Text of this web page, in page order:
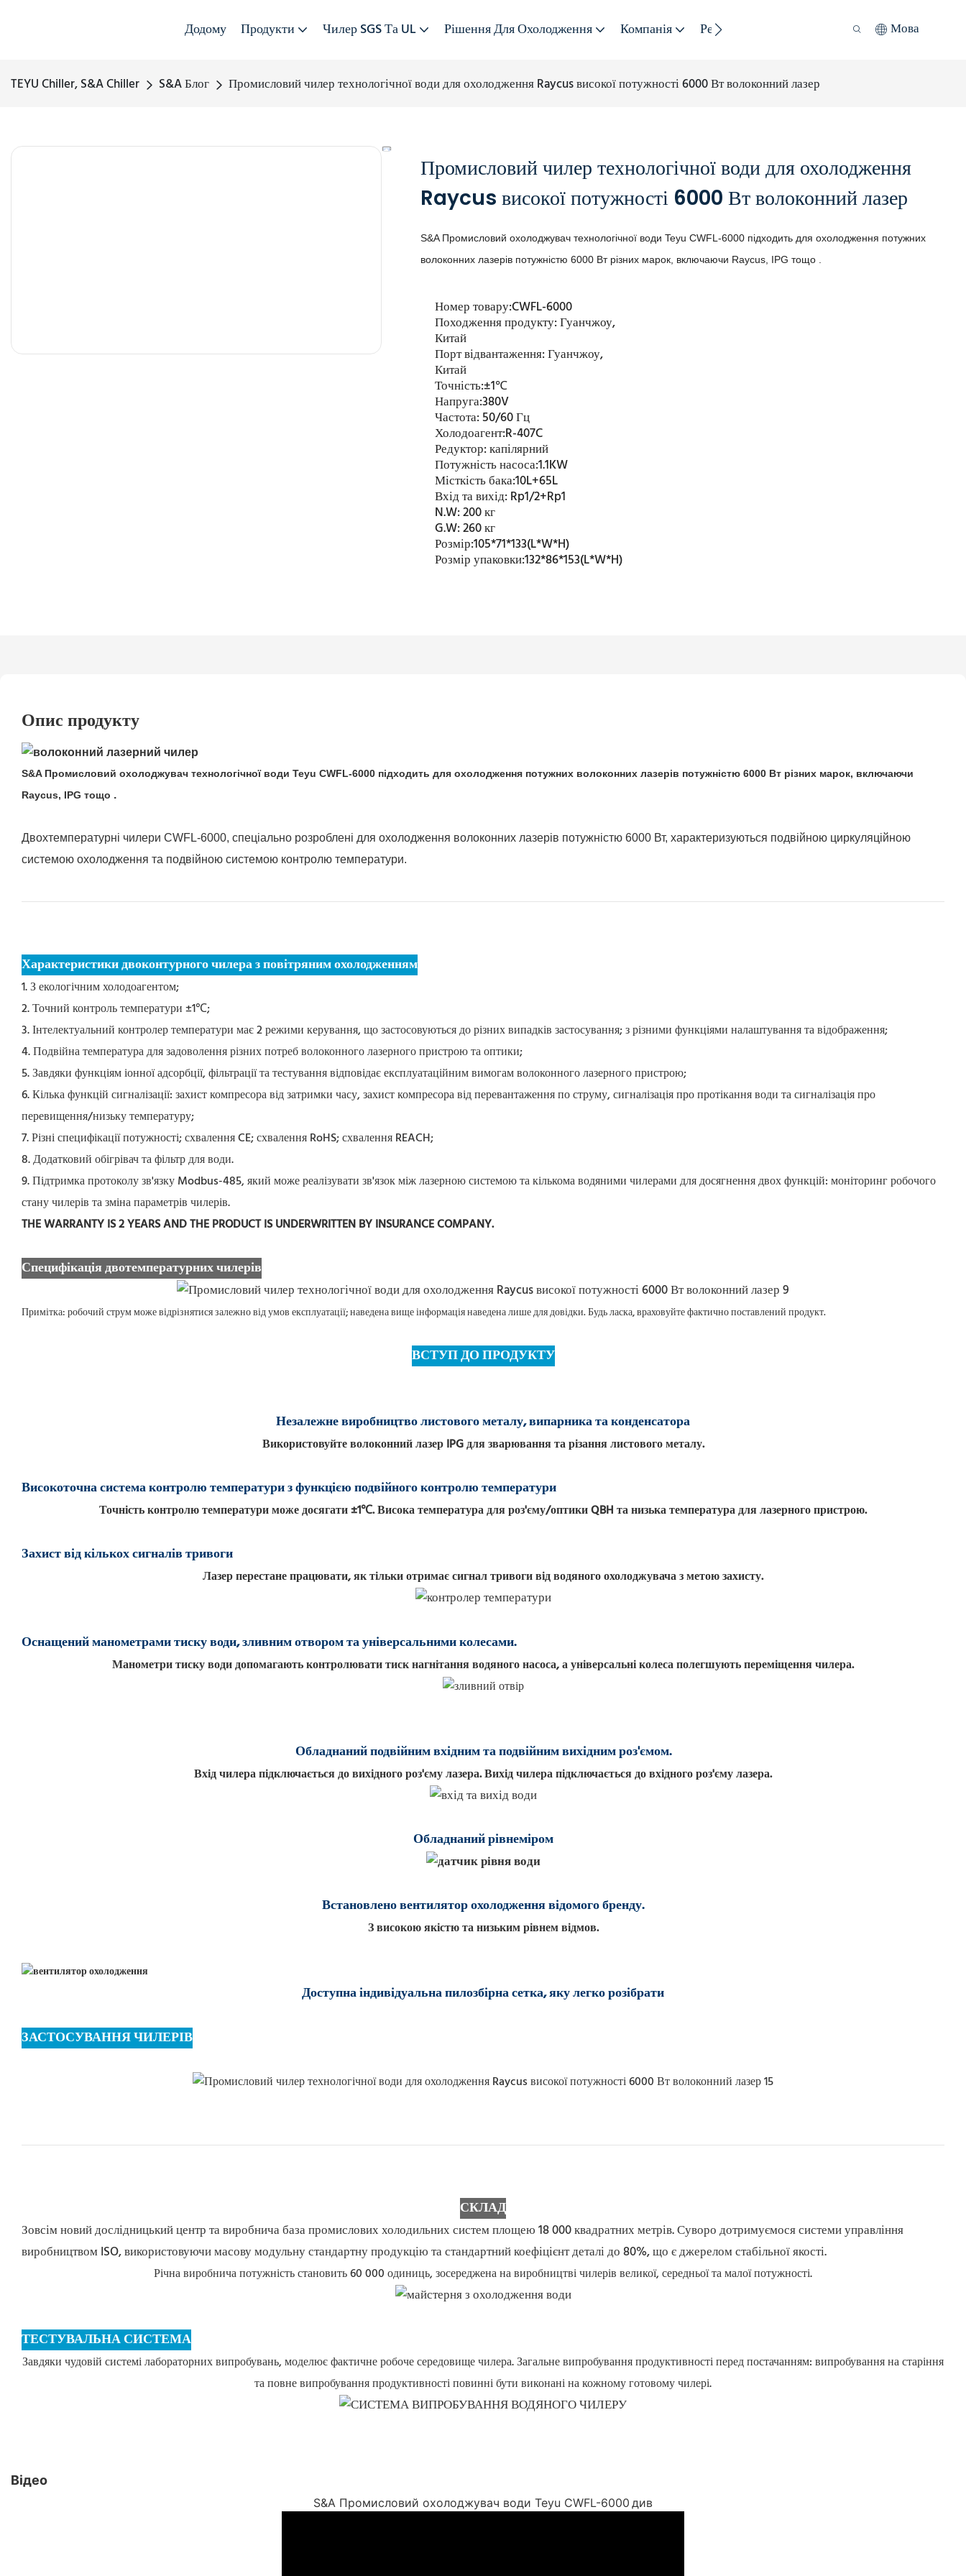
Додому Продукти Чилер SGS Та UL Рішення Для Охолодження Компанія Ресурс Сталий Розвиток Мова
TEYU Chiller, S&A Chiller S&A Блог Промисловий чилер технологічної води для охолодження Raycus високої потужності 6000 Вт волоконний лазер
Промисловий чилер технологічної води для охолодження
Raycus високої потужності 6000 Вт волоконний лазер
S&A Промисловий охолоджувач технологічної води Teyu CWFL-6000 підходить для охолодження потужних
волоконних лазерів потужністю 6000 Вт різних марок, включаючи Raycus, IPG тощо
Номер товару:CWFL-6000
Походження продукту:Гуанчжоу,
Китай
Порт відвантаження:Гуанчжоу,
Китай
Точність:±1℃
Напруга:380V
Частота:50/60 Гц
Холодоагент:R-407C
Редуктор:капілярний
Потужність насоса:1.1KW
Місткість бака:10L+65L
Вхід та вихід:Rp1/2+Rp1
N.W:200 кг
G.W:260 кг
Розмір:105*71*133(L*W*H)
Розмір упаковки:132*86*153(L*W*H)
Опис продукту
S&A Промисловий охолоджувач технологічної води Teyu CWFL-6000 підходить для охолодження потужних волоконних лазерів потужністю 6000 Вт різних марок, включаючи
Raycus, IPG тощо .
Двохтемпературні чилери CWFL-6000, спеціально розроблені для охолодження волоконних лазерів потужністю 6000 Вт, характеризуються подвійною циркуляційною
системою охолодження та подвійною системою контролю температури.
Характеристики двоконтурного чилера з повітряним охолодженням
1. З екологічним холодоагентом;
2. Точний контроль температури ±1℃;
3. Інтелектуальний контролер температури має 2 режими керування, що застосовуються до різних випадків застосування; з різними функціями налаштування та відображення;
4. Подвійна температура для задоволення різних потреб волоконного лазерного пристрою та оптики;
5. Завдяки функціям іонної адсорбції, фільтрації та тестування відповідає експлуатаційним вимогам волоконного лазерного пристрою;
6. Кілька функцій сигналізації: захист компресора від затримки часу, захист компресора від перевантаження по струму, сигналізація про протікання води та сигналізація про
перевищення/низьку температуру;
7. Різні специфікації потужності; схвалення CE; схвалення RoHS; схвалення REACH;
8. Додатковий обігрівач та фільтр для води.
9. Підтримка протоколу зв'язку Modbus-485, який може реалізувати зв'язок між лазерною системою та кількома водяними чилерами для досягнення двох функцій: моніторинг робочого
стану чилерів та зміна параметрів чилерів.
THE WARRANTY IS 2 YEARS AND THE PRODUCT IS UNDERWRITTEN BY INSURANCE COMPANY.
Специфікація двотемпературних чилерів
Примітка: робочий струм може відрізнятися залежно від умов експлуатації; наведена вище інформація наведена лише для довідки. Будь ласка, враховуйте фактично поставлений продукт.
ВСТУП ДО ПРОДУКТУ
Незалежне виробництво листового металу, випарника та конденсатора
Використовуйте волоконний лазер IPG для зварювання та різання листового металу.
Високоточна система контролю температури з функцією подвійного контролю температури
Точність контролю температури може досягати ±1℃. Висока температура для роз'єму/оптики QBH та низька температура для лазерного пристрою.
Захист від кількох сигналів тривоги
Лазер перестане працювати, як тільки отримає сигнал тривоги від водяного охолоджувача з метою захисту.
Оснащений манометрами тиску води, зливним отвором та універсальними колесами.
Манометри тиску води допомагають контролювати тиск нагнітання водяного насоса, а універсальні колеса полегшують переміщення чилера.
Обладнаний подвійним вхідним та подвійним вихідним роз'ємом.
Вхід чилера підключається до вихідного роз'єму лазера. Вихід чилера підключається до вхідного роз'єму лазера.
Обладнаний рівнеміром
Встановлено вентилятор охолодження відомого бренду.
З високою якістю та низьким рівнем відмов.
Доступна індивідуальна пилозбірна сетка, яку легко розібрати
ЗАСТОСУВАННЯ ЧИЛЕРІВ
СКЛАД
Зовсім новий дослідницький центр та виробнича база промислових холодильних систем площею 18 000 квадратних метрів. Суворо дотримуємося системи управління
виробництвом ISO, використовуючи масову модульну стандартну продукцію та стандартний коефіцієнт деталі до 80%, що є джерелом стабільної якості.
Річна виробнича потужність становить 60 000 одиниць, зосереджена на виробництві чилерів великої, середньої та малої потужності.
ТЕСТУВАЛЬНА СИСТЕМА
Завдяки чудовій системі лабораторних випробувань, моделює фактичне робоче середовище чилера. Загальне випробування продуктивності перед постачанням: випробування на старіння
та повне випробування продуктивності повинні бути виконані на кожному готовому чилері.
Відео
S&A Промисловий охолоджувач води Teyu CWFL-6000 див